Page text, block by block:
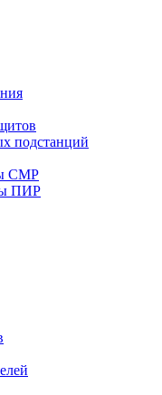
подстанций
СМР
ПИР